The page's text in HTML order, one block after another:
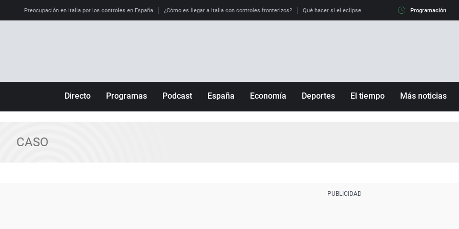
Preocupación en Italia por los controles en España ¿Cómo es llegar a Italia con controles fronterizos? Qué hacer si el eclipse me pilla conduciendo Qué tiempo
Programación
Directo Programas Podcast España Economía Deportes El tiempo Más noticias
CASO